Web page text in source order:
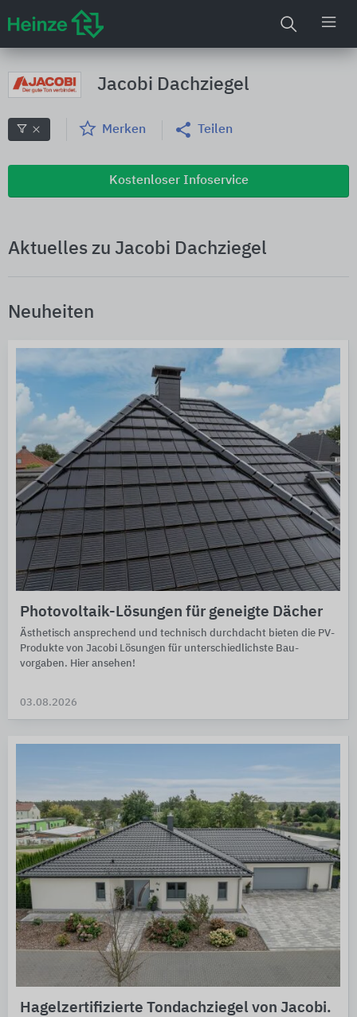
Jacobi Dachziegel
Merken Teilen
Kostenloser Infoservice
Aktuelles zu Jacobi Dachziegel
Neuheiten
Photovoltaik-Lösungen für geneigte Dächer
Ästhetisch ansprechend und tech­nisch durch­dacht bieten die PV-
Pro­dukte von Jacobi Lö­sun­gen für unter­schied­lichste Bau­
vorgaben. Hier ansehen!
03.08.2026
Hagelzertifizierte Tondachziegel von Jacobi.